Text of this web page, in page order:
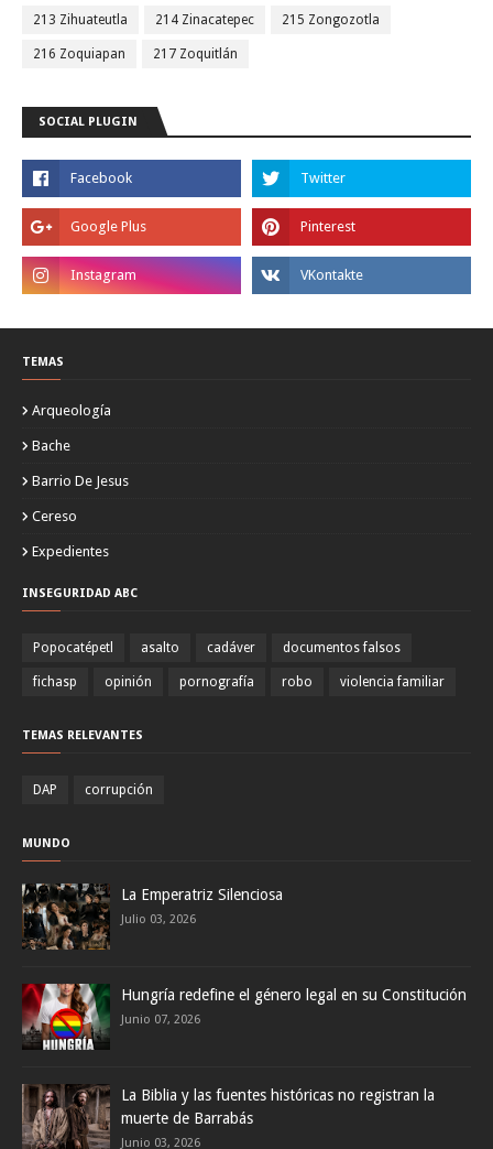
213 Zihuateutla 214 Zinacatepec 215 Zongozotla
216 Zoquiapan 217 Zoquitlán
SOCIAL PLUGIN
TEMAS
Arqueología
Bache
Barrio De Jesus
Cereso
Expedientes
INSEGURIDAD ABC
Popocatépetl asalto cadáver documentos falsos
fichasp opinión pornografía robo violencia familiar
TEMAS RELEVANTES
DAP corrupción
MUNDO
La Emperatriz Silenciosa
Julio 03, 2026
Hungría redefine el género legal en su Constitución
Junio 07, 2026
La Biblia y las fuentes históricas no registran la
muerte de Barrabás
Junio 03, 2026